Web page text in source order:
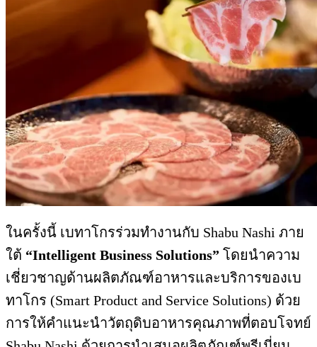
ในครั้งนี้ เบทาโกรร่วมทำงานกับ Shabu Nashi ภาย
ใต้ “Intelligent Business Solutions” โดยนำความ
เชี่ยวชาญด้านผลิตภัณฑ์อาหารและบริการของเบ
ทาโกร (Smart Product and Service Solutions) ด้วย
การให้คำแนะนำวัตถุดิบอาหารคุณภาพที่ตอบโจทย์